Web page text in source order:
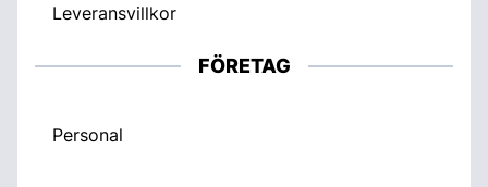
Leveransvillkor
FÖRETAG
Personal